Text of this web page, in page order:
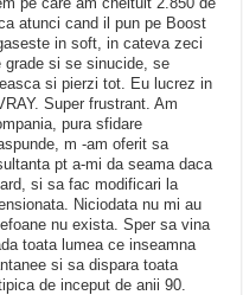
atunci cand il pun pe Boost
in soft, in cateva zeci
grade si se sinucide, se
si pierzi tot. Eu lucrez in
Super frustrant. Am
pura sfidare
m -am oferit sa
pt a-mi da seama daca
si sa fac modificari la
Niciodata nu mi au
nu exista. Sper sa vina
toata lumea ce inseamna
si sa dispara toata
de inceput de anii 90.